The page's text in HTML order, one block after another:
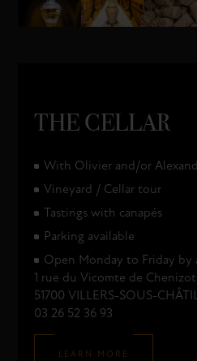
THE CELLAR
With Olivier and/or
Vineyard / Cellar tour
Tastings with canapés
Parking available
Open Monday to Friday by
1 rue du Vicomte de
51700 VILLERS-SOUS-
03 26 52 36 93
LEARN MORE